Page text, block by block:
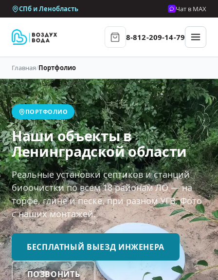
СПб и Ленобласть Чат в MAX
8-812-209-14-79
Главная/Портфолио
ПОРТФОЛИО
Наши объекты в
Ленинградской области
Реальные установки септиков и станций
биоочистки по всем 18 районам ЛО — на
торфе, глине и песке, при разном УГВ. Фото
с наших монтажей.
БЕСПЛАТНЫЙ ВЫЕЗД ИНЖЕНЕРА
ПОЗВОНИТЬ